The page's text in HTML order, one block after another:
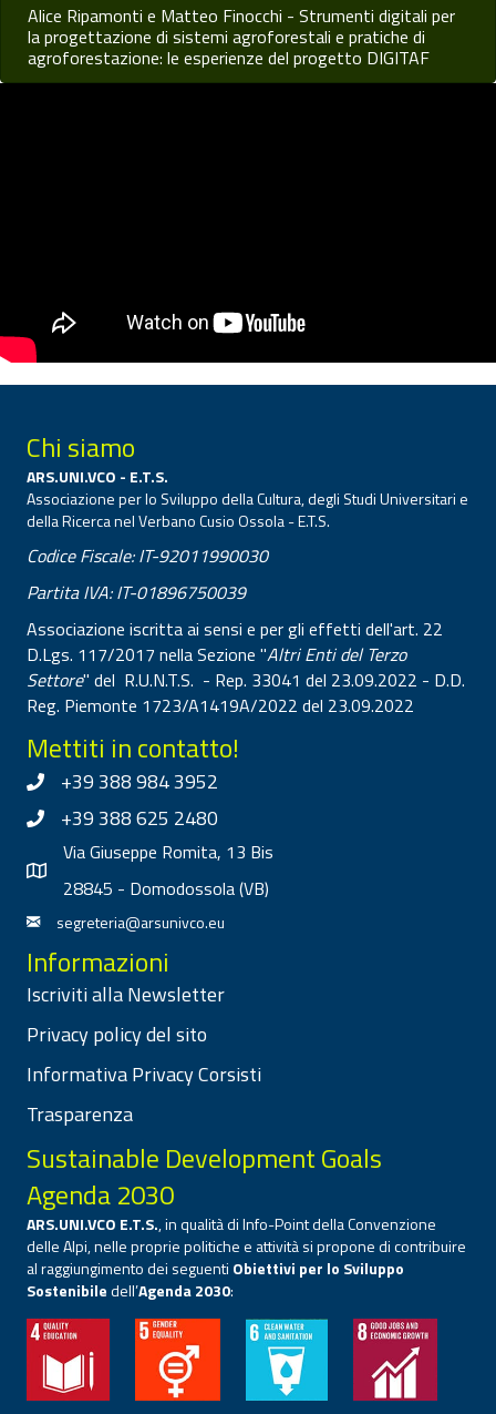
Alice Ripamonti e Matteo Finocchi - Strumenti digitali per
la progettazione di sistemi agroforestali e pratiche di
agroforestazione: le esperienze del progetto DIGITAF
Chi siamo
ARS.UNI.VCO - E.T.S.
Associazione per lo Sviluppo della Cultura, degli Studi Universitari e
della Ricerca nel Verbano Cusio Ossola - E.T.S.
Codice Fiscale: IT-92011990030
Partita IVA: IT-01896750039
Associazione iscritta ai sensi e per gli effetti dell'art. 22
D.Lgs. 117/2017 nella Sezione "Altri Enti del Terzo
Settore" del R.U.N.T.S. - Rep. 33041 del 23.09.2022 - D.D.
Reg. Piemonte 1723/A1419A/2022 del 23.09.2022
Mettiti in contatto!
+39 388 984 3952
+39 388 625 2480
Via Giuseppe Romita, 13 Bis
28845 - Domodossola (VB)
segreteria@arsunivco.eu
Informazioni
Iscriviti alla Newsletter
Privacy policy del sito
Informativa Privacy Corsisti
Trasparenza
Sustainable Development Goals
Agenda 2030
ARS.UNI.VCO E.T.S., in qualità di Info-Point della Convenzione
delle Alpi, nelle proprie politiche e attività si propone di contribuire
al raggiungimento dei seguenti Obiettivi per lo Sviluppo
Sostenibiledell’Agenda 2030: